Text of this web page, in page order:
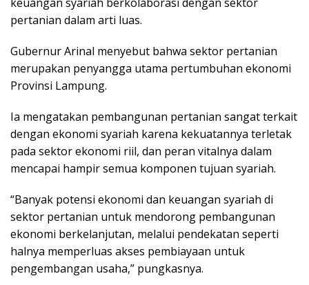
pertanian dalam arti luas.
Gubernur Arinal menyebut bahwa sektor pertanian
merupakan penyangga utama pertumbuhan ekonomi
Provinsi Lampung.
Ia mengatakan pembangunan pertanian sangat terkait
dengan ekonomi syariah karena kekuatannya terletak
pada sektor ekonomi riil, dan peran vitalnya dalam
mencapai hampir semua komponen tujuan syariah.
“Banyak potensi ekonomi dan keuangan syariah di
sektor pertanian untuk mendorong pembangunan
ekonomi berkelanjutan, melalui pendekatan seperti
halnya memperluas akses pembiayaan untuk
pengembangan usaha,” pungkasnya.